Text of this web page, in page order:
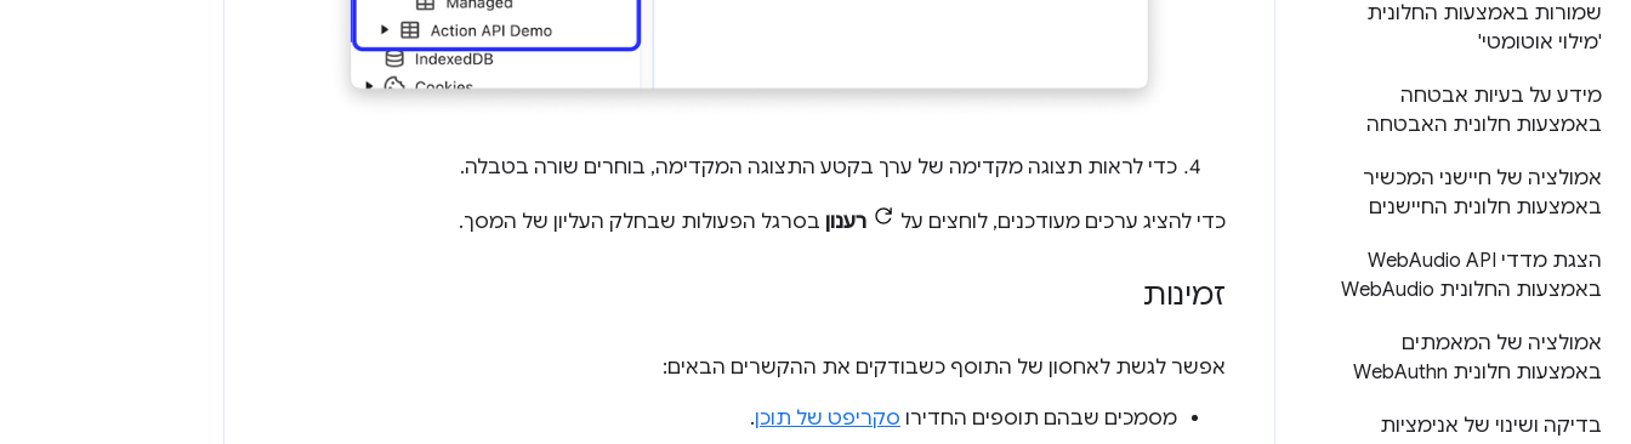
שמורות באמצעות החלונית
'מילוי אוטומטי'
מידע על בעיות אבטחה
באמצעות חלונית האבטחה
אמולציה של חיישני המכשיר
באמצעות חלונית החיישנים
הצגת מדדי Web Audio API
באמצעות החלונית Web Audio
אמולציה של המאמתים
באמצעות חלונית Web Authn
בדיקה ושינוי של אנימציות
כדי לראות תצוגה מקדימה של ערך בקטע התצוגה המקדימה, בוחרים שורה בטבלה.
כדי להציג ערכים מעודכנים, לוחצים על רענון בסרגל הפעולות שבחלק העליון של המסך.
זמינות
אפשר לגשת לאחסון של התוסף כשבודקים את ההקשרים הבאים:
מסמכים שבהם תוספים החדירו סקריפט של תוכן.